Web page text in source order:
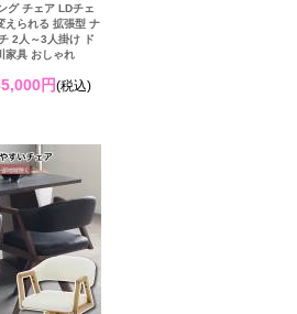
グ チェア LDチェ
えられる 拡張型 ナ
2人～3人掛け ド
家具 おしゃれ
円(税込)